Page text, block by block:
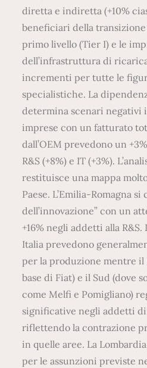
diretta e indiretta (+10%
beneficiari della
primo livello (Tier I) e le
dell’infrastruttura di
incrementi per tutte le
specialistiche. La
determina scenari negativi
imprese con un fatturato
dall’OEM prevedono un
R&S (+8%) e IT (+3%).
restituisce una mappa
Paese. L’Emilia-Romagna si
dell’innovazione” con un
+16% negli addetti alla
Italia prevedono
per la produzione mentre
base di Fiat) e il Sud (dove
come Melfi e Pomigliano)
significative negli addetti
riflettendo la contrazione
in quelle aree. La
per le assunzioni previste